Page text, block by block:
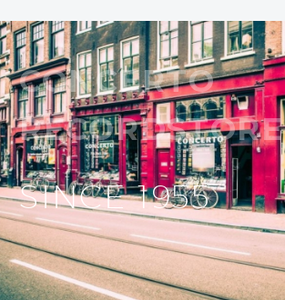
CONCERTO
RECORDSTORE
SINCE 1955